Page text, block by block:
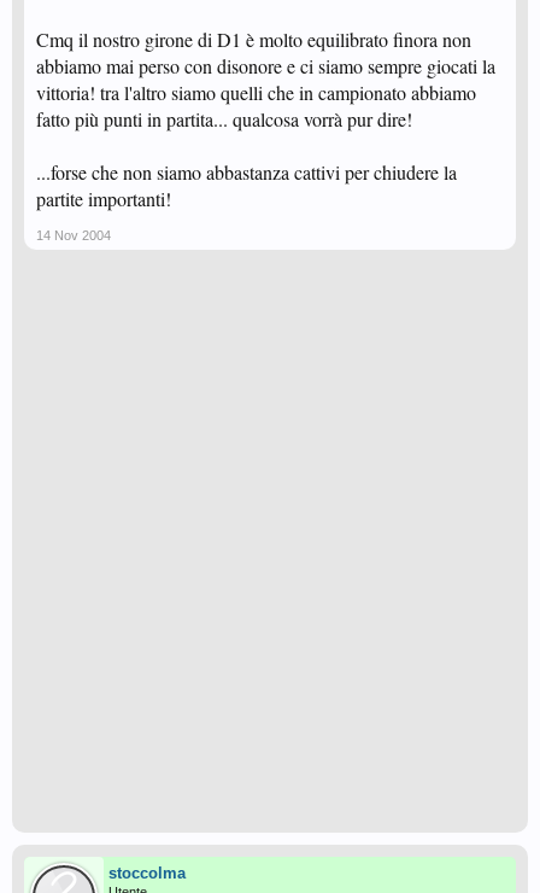
Cmq il nostro girone di D1 è molto equilibrato finora non
abbiamo mai perso con disonore e ci siamo sempre giocati la
vittoria! tra l'altro siamo quelli che in campionato abbiamo
fatto più punti in partita... qualcosa vorrà pur dire!
...forse che non siamo abbastanza cattivi per chiudere la
partite importanti!
14 Nov 2004
stoccolma